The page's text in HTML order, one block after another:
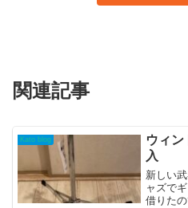
関連記事
Kato blog
ウィ
入
新しい
ャズで
借りた